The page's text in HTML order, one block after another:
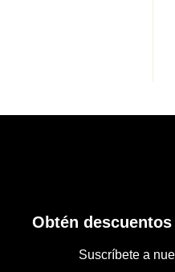
Obtén
Suscríbete a